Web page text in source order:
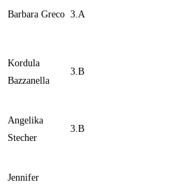
Barbara Greco 3.A
Kordula
Bazzanella
3.B
Angelika
Stecher
3.B
Jennifer